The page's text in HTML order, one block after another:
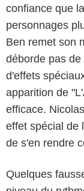
confiance que
personnages
Ben remet son
déborde pas
d'effets
apparition de
efficace.
effet spécial de
de s'en rendre
Quelques